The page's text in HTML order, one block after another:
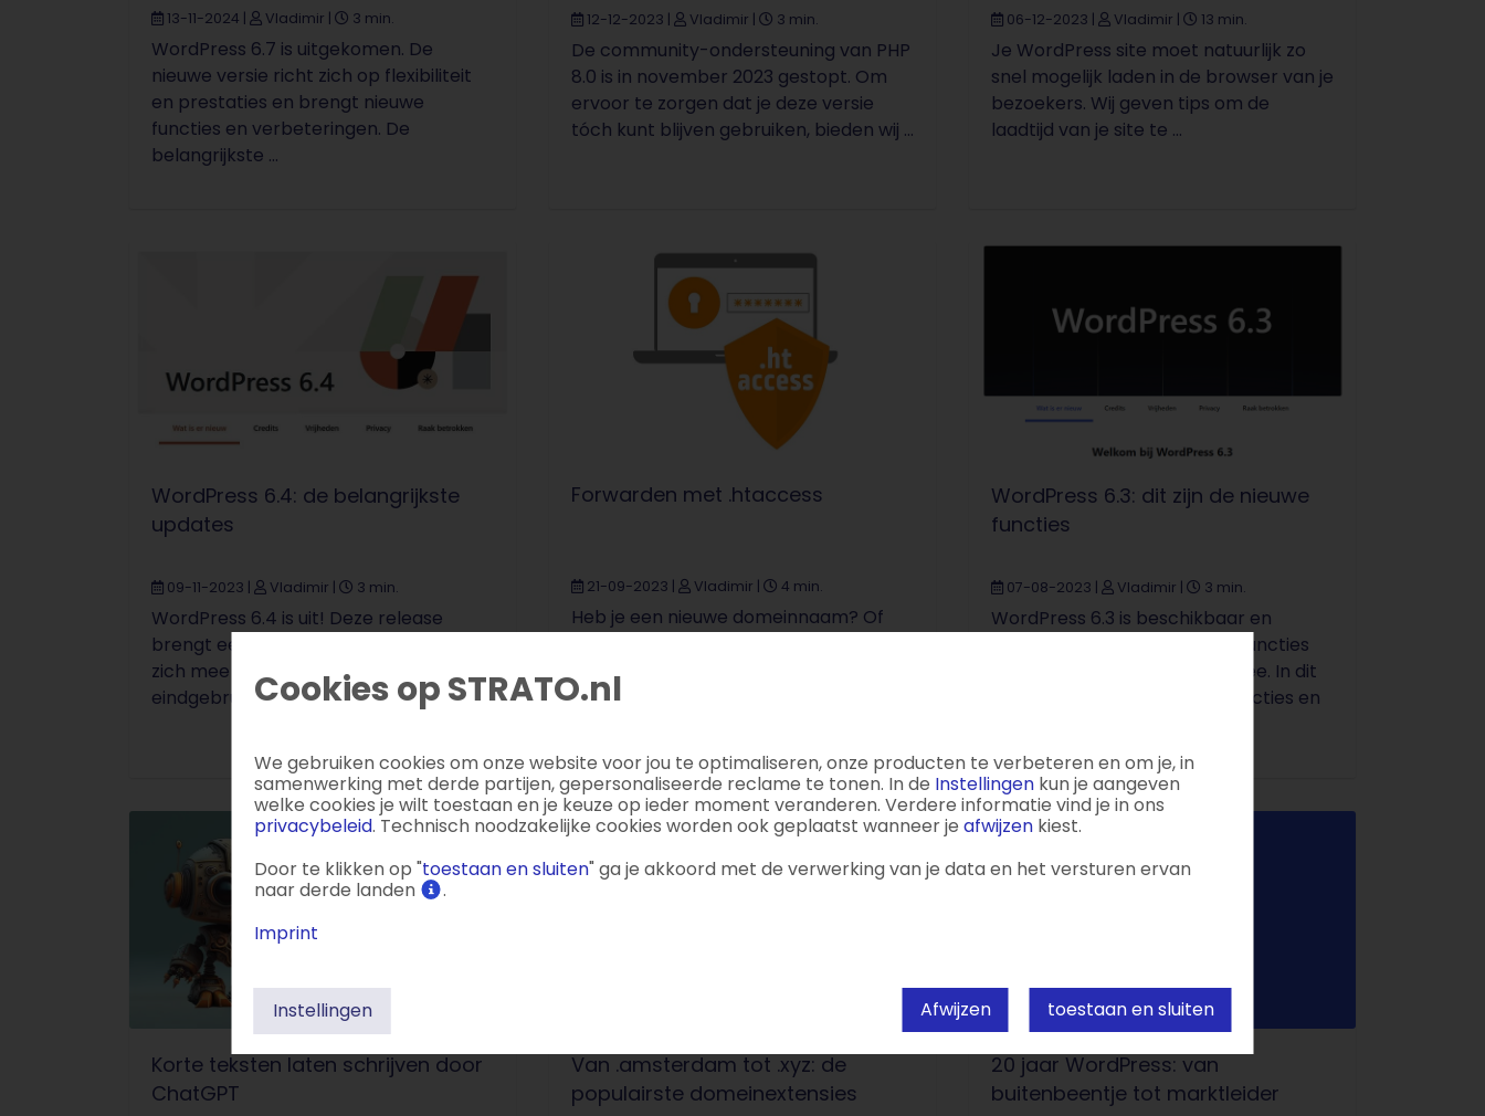
13-11-2024 Vladimir 3 min.
WordPress 6.7 is uitgekomen. De
nieuwe versie richt zich op flexibiliteit
en prestaties en brengt nieuwe
functies en verbeteringen. De
belangrijkste ...
12-12-2023 Vladimir 3 min.
De community-ondersteuning van PHP
8.0 is in november 2023 gestopt. Om
ervoor te zorgen dat je deze versie
tóch kunt blijven gebruiken, bieden wij ...
06-12-2023 Vladimir 13 min.
Je WordPress site moet natuurlijk zo
snel mogelijk laden in de browser van je
bezoekers. Wij geven tips om de
laadtijd van je site te ...
WordPress 6.4: de belangrijkste
updates
09-11-2023 Vladimir 3 min.
WordPress 6.4 is uit! Deze release
brengt een aantal verbeteringen met
zich mee waar zowel ontwikkelaars als
eindgebruikers veel profijt van zullen ...
Forwarden met .htaccess
21-09-2023 Vladimir 4 min.
Heb je een nieuwe domeinnaam? Of
handig om bezoekers te forwarden
naar het nieuwe adres. Dat doe je ...
WordPress 6.3: dit zijn de nieuwe
functies
07-08-2023 Vladimir 3 min.
WordPress 6.3 is beschikbaar en
brengt een heleboel nieuwe functies
en verbeteringen met zich mee. In dit
artikel laten we zien welke functies en
Korte teksten laten schrijven door
ChatGPT
Van .amsterdam tot .xyz: de
populairste domeinextensies
20 jaar WordPress: van
buitenbeentje tot marktleider
Cookies op STRATO.nl
We gebruiken cookies om onze website voor jou te optimaliseren, onze producten te verbeteren en om je, in
samenwerking met derde partijen, gepersonaliseerde reclame te tonen. In de Instellingenkun je aangeven
welke cookies je wilt toestaan en je keuze op ieder moment veranderen. Verdere informatie vind je in ons
privacybeleid. Technisch noodzakelijke cookies worden ook geplaatst wanneer je afwijzenkiest.
Door te klikken op "toestaan en sluiten" ga je akkoord met de verwerking van je data en het versturen ervan
naar derde landen
.
Imprint
Instellingen Afwijzen toestaan en sluiten